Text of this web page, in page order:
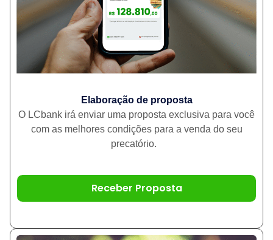
Elaboração de proposta
O LCbank irá enviar uma proposta exclusiva para você
com as melhores condições para a venda do seu
precatório.
Receber Proposta